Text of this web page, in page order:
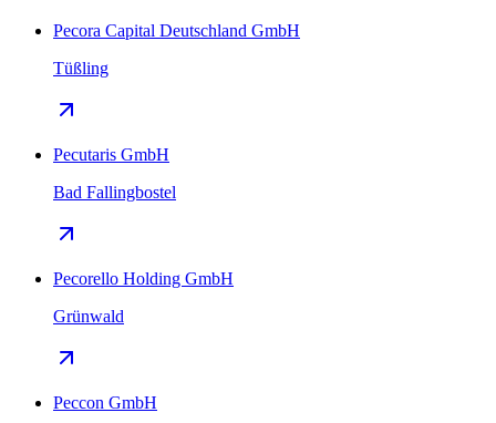
Pecora Capital Deutschland GmbH
Tüßling
Pecutaris GmbH
Bad Fallingbostel
Pecorello Holding GmbH
Grünwald
Peccon GmbH